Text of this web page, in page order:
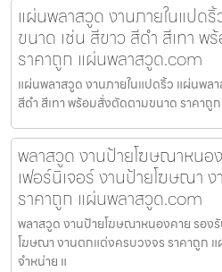
แผ่นพลาสวูด งานภายในแปด
ขนาด เช่น สีขาว สีดำ สีเทา
ราคาถูก แผ่นพลาสวูด.com
แผ่นพลาสวูด งานภายในแปดริ้ว แผ่นพล
สีดำ สีเทา พร้อมสั่งตัดตามขนาด ราคา
พลาสวูด งานป้ายโฆษณาหนอ
เฟอร์นิเจอร์ งานป้ายโฆษณา
ราคาถูก แผ่นพลาสวูด.com
พลาสวูด งานป้ายโฆษณาหนองคาย รองรั
โฆษณา งานตกแต่งครบวงจร ราคาถูก
จำหน่าย แ